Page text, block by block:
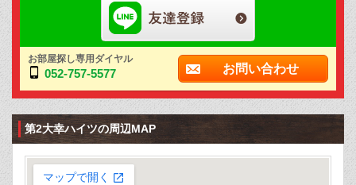
お部屋探し専用ダイヤル
052-757-5577 お問い合わせ
第2大幸ハイツの周辺MAP